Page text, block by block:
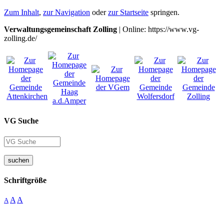
Zum Inhalt, zur Navigation oderzur Startseite springen.
Verwaltungsgemeinschaft Zolling | Online: https://www.vg-
zolling.de/
VG Suche
suchen
Schriftgröße
A A A